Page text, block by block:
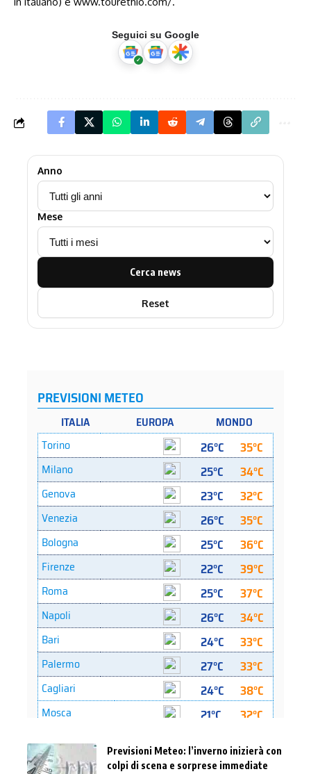
Seguici su Google
Anno
Mese
Cerca news
Reset
Previsioni Meteo: l’inverno inizierà con
colpi di scena e sorprese immediate